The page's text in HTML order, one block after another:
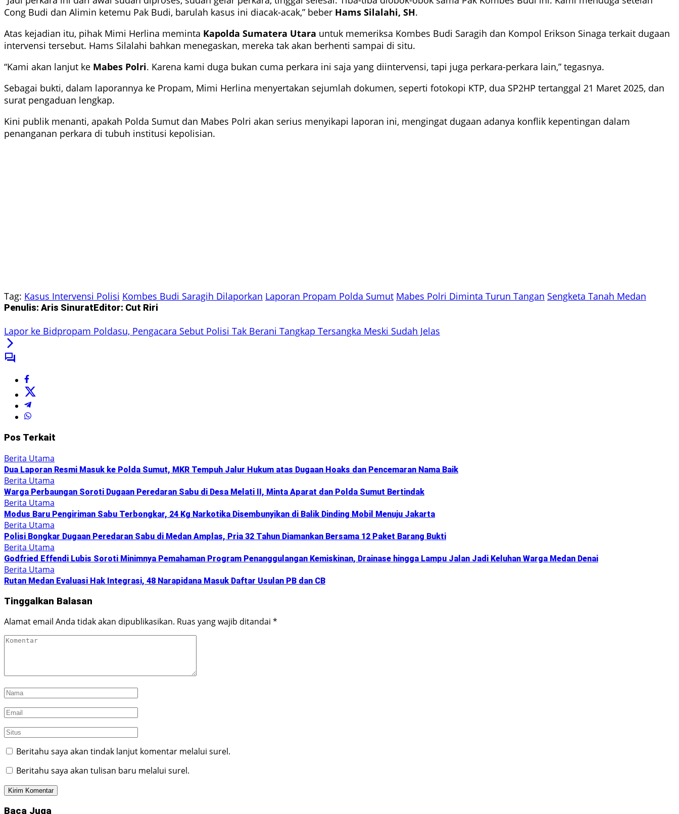
Cong Budi dan Alimin ketemu Pak Budi, barulah kasus ini diacak-acak,” beber Hams Silalahi, SH.
Atas kejadian itu, pihak Mimi Herlina meminta Kapolda Sumatera Utara untuk memeriksa Kombes Budi Saragih dan Kompol Erikson Sinaga terkait dugaan
intervensi tersebut. Hams Silalahi bahkan menegaskan, mereka tak akan berhenti sampai di situ.
“Kami akan lanjut ke Mabes Polri. Karena kami duga bukan cuma perkara ini saja yang diintervensi, tapi juga perkara-perkara lain,” tegasnya.
Sebagai bukti, dalam laporannya ke Propam, Mimi Herlina menyertakan sejumlah dokumen, seperti fotokopi KTP, dua SP2HP tertanggal 21 Maret 2025, dan
surat pengaduan lengkap.
Kini publik menanti, apakah Polda Sumut dan Mabes Polri akan serius menyikapi laporan ini, mengingat dugaan adanya konflik kepentingan dalam
penanganan perkara di tubuh institusi kepolisian.
Tag: Kasus Intervensi Polisi Kombes Budi Saragih Dilaporkan Laporan Propam Polda Sumut Mabes Polri Diminta Turun Tangan Sengketa Tanah Medan
Penulis: Aris SinuratEditor: Cut Riri
Lapor ke Bidpropam Poldasu, Pengacara Sebut Polisi Tak Berani Tangkap Tersangka Meski Sudah Jelas
Pos Terkait
Berita Utama
Dua Laporan Resmi Masuk ke Polda Sumut, MKR Tempuh Jalur Hukum atas Dugaan Hoaks dan Pencemaran Nama Baik
Berita Utama
Warga Perbaungan Soroti Dugaan Peredaran Sabu di Desa Melati II, Minta Aparat dan Polda Sumut Bertindak
Berita Utama
Modus Baru Pengiriman Sabu Terbongkar, 24 Kg Narkotika Disembunyikan di Balik Dinding Mobil Menuju Jakarta
Berita Utama
Polisi Bongkar Dugaan Peredaran Sabu di Medan Amplas, Pria 32 Tahun Diamankan Bersama 12 Paket Barang Bukti
Berita Utama
Godfried Effendi Lubis Soroti Minimnya Pemahaman Program Penanggulangan Kemiskinan, Drainase hingga Lampu Jalan Jadi Keluhan Warga Medan Denai
Berita Utama
Rutan Medan Evaluasi Hak Integrasi, 48 Narapidana Masuk Daftar Usulan PB dan CB
Tinggalkan Balasan
Alamat email Anda tidak akan dipublikasikan. Ruas yang wajib ditandai *
Beritahu saya akan tindak lanjut komentar melalui surel.
Beritahu saya akan tulisan baru melalui surel.
Baca Juga